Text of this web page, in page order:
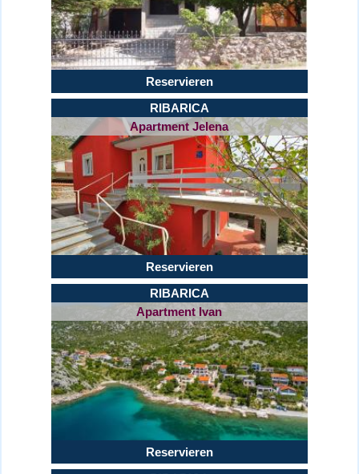
Reservieren
RIBARICA
Apartment Jelena
Reservieren
RIBARICA
Apartment Ivan
Reservieren